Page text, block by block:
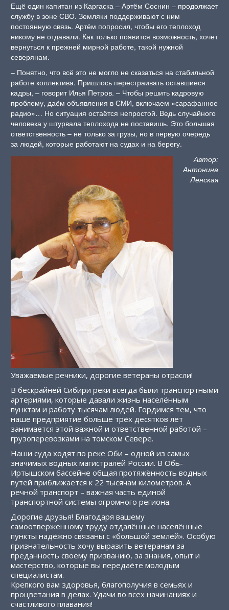
Ещё один капитан из Каргаска – Артём Соснин – продолжает
службу в зоне СВО. Земляки поддерживают с ним
постоянную связь. Артём попросил, чтобы его теплоход
никому не отдавали. Как только появится возможность, хочет
вернуться к прежней мирной работе, такой нужной
северянам.
– Понятно, что всё это не могло не сказаться на стабильной
работе коллектива. Пришлось перестраивать оставшиеся
кадры, – говорит Илья Петров. – Чтобы решить кадровую
проблему, даём объявления в СМИ, включаем «сарафанное
радио»… Но ситуация остаётся непростой. Ведь случайного
человека у штурвала теплохода не поставишь. Это большая
ответственность – не только за грузы, но в первую очередь
за людей, которые работают на судах и на берегу.
Автор:
Антонина
Ленская
Уважаемые речники, дорогие ветераны отрасли!
В бескрайней Сибири реки всегда были транспортными
артериями, которые давали жизнь населённым
пунктам и работу тысячам людей. Гордимся тем, что
наше предприятие больше трёх десятков лет
занимается этой важной и ответственной работой –
грузоперевозками на томском Севере.
Наши суда ходят по реке Оби – одной из самых
значимых водных магистралей России. В Обь-
Иртышском бассейне общая протяжённость водных
путей приближается к 22 тысячам километров. А
речной транспорт – важная часть единой
транспортной системы огромного региона.
Дорогие друзья! Благодаря вашему
самоотверженному труду отдалённые населённые
пункты надёжно связаны с «большой землёй». Особую
признательность хочу выразить ветеранам за
преданность своему призванию, за знания, опыт и
мастерство, которые вы передаёте молодым
специалистам.
Крепкого вам здоровья, благополучия в семьях и
процветания в делах. Удачи во всех начинаниях и
счастливого плавания!